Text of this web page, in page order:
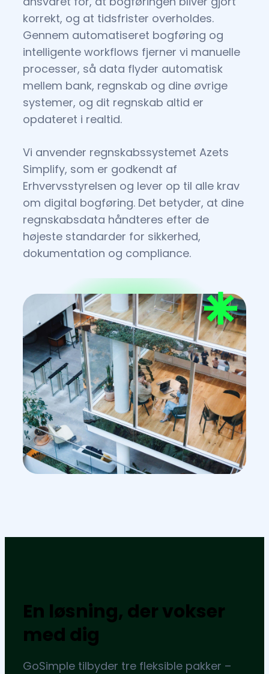
korrekt, og at tidsfrister overholdes.
Gennem automatiseret bogføring og
intelligente workflows fjerner vi manuelle
processer, så data flyder automatisk
mellem bank, regnskab og dine øvrige
systemer, og dit regnskab altid er
opdateret i realtid.
Vi anvender regnskabssystemet Azets
Simplify, som er godkendt af
Erhvervsstyrelsen og lever op til alle krav
om digital bogføring. Det betyder, at dine
regnskabsdata håndteres efter de
højeste standarder for sikkerhed,
dokumentation og compliance.
En løsning, der vokser
med dig
GoSimple tilbyder tre fleksible pakker –